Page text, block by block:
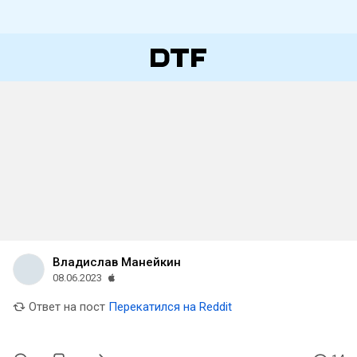
Владислав Манейкин
08.06.2023
Ответ на пост Перекатился на Reddit